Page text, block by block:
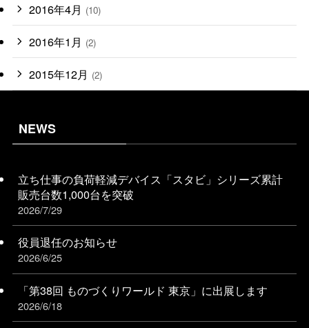
2016年4月 (10)
2016年1月 (2)
2015年12月 (2)
NEWS
立ち仕事の負荷軽減デバイス「スタビ」シリーズ累計
販売台数1,000台を突破
2026/7/29
役員退任のお知らせ
2026/6/25
「第38回 ものづくりワールド 東京」に出展します
2026/6/18